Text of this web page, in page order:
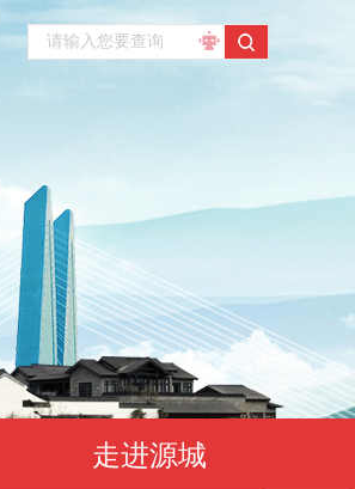
走进源城